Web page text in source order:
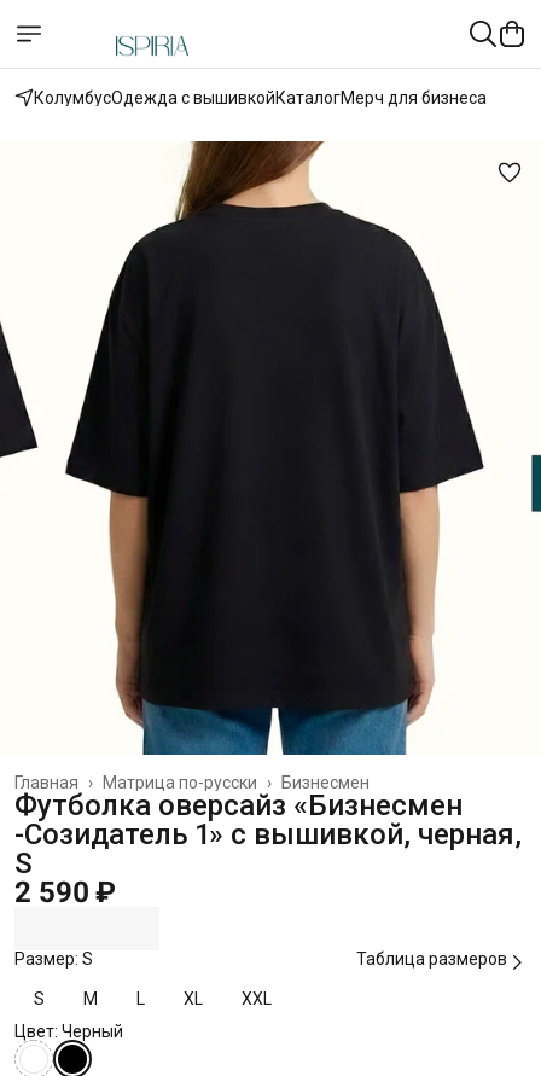
КолумбусОдежда с вышивкойКаталогМерч для бизнеса
Бизнесмен
Матрица по-русски ›
Главная ›
Футболка оверсайз «Бизнесмен
-Созидатель 1» с вышивкой, черная,
S
2 590 ₽
Размер: S Таблица размеров
S M L XL
XXL
Цвет: Черный